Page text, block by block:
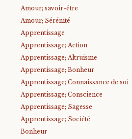
Amour; savoir-être
Amour; Sérénité
Apprentissage
Apprentissage; Action
Apprentissage; Altruisme
Apprentissage; Bonheur
Apprentissage; Connaissance de soi
Apprentissage; Conscience
Apprentissage; Sagesse
Apprentissage; Société
Bonheur